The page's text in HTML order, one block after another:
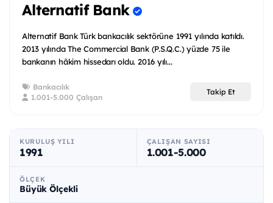
Alternatif Bank
Alternatif Bank Türk bankacılık sektörüne 1991 yılında katıldı.
2013 yılında The Commercial Bank (P.S.Q.C.) yüzde 75 ile
bankanın hâkim hissedarı oldu. 2016 yılı...
Bankacılık
1.001-5.000 Çalışan
Takip Et
KURULUŞ YILI
1991
ÇALIŞAN SAYISI
1.001-5.000
ÖLÇEK
Büyük Ölçekli